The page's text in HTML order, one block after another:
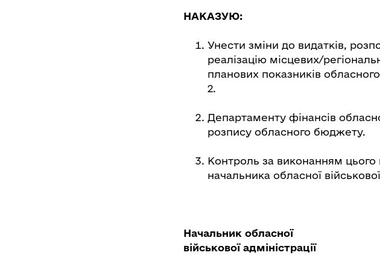
НАКАЗУЮ:
Унести зміни до видатків,
реалізацію місцевих/
планових показників
2.
Департаменту фінансів
розпису обласного бюджету.
Контроль за виконанням
начальника обласної
Начальник обласної
військової адміністрації